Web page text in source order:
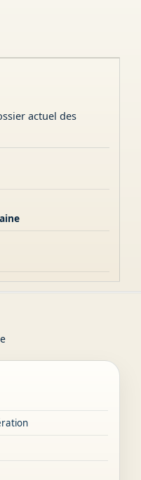
actuel des